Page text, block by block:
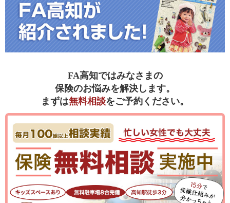
FA高知ではみなさまの
保険のお悩みを解決します。
まずは無料相談をご予約ください。